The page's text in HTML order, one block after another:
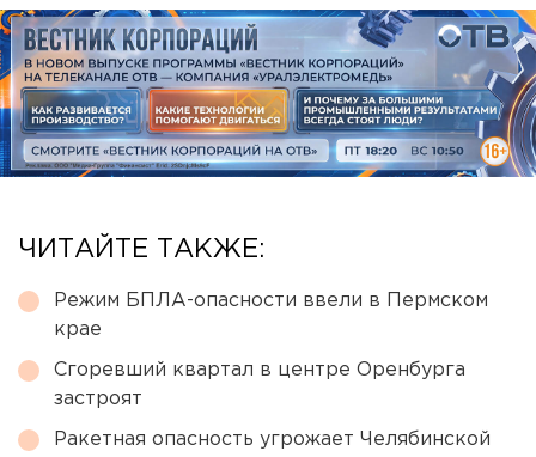
ЧИТАЙТЕ ТАКЖЕ:
Режим БПЛА-опасности ввели в Пермском
крае
Сгоревший квартал в центре Оренбурга
застроят
Ракетная опасность угрожает Челябинской